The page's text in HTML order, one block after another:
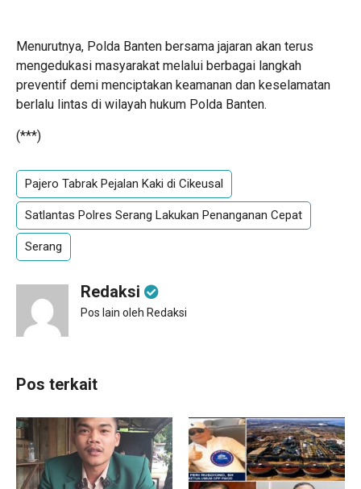
Menurutnya, Polda Banten bersama jajaran akan terus
mengedukasi masyarakat melalui berbagai langkah
preventif demi menciptakan keamanan dan keselamatan
berlalu lintas di wilayah hukum Polda Banten.
(***)
Pajero Tabrak Pejalan Kaki di Cikeusal
Satlantas Polres Serang Lakukan Penanganan Cepat
Serang
Redaksi
Pos lain oleh Redaksi
Pos terkait